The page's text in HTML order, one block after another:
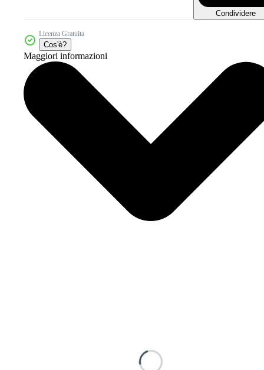
Condividere
Licenza Gratuita
Cos'è?
Maggiori informazioni